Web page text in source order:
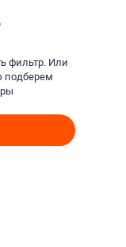
фильтр. Или
подберем